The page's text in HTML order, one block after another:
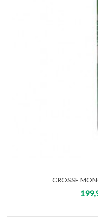
CROSSE